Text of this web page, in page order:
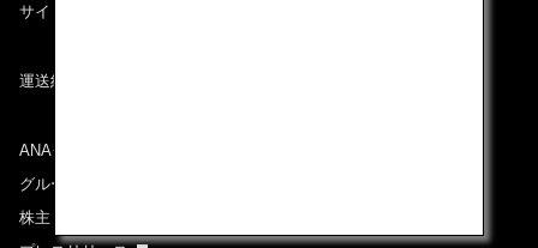
サイトマップ
運送約款
ANAグループについて
グループ企業一覧
株主・投資家情報